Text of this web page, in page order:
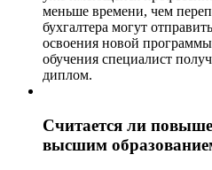
меньше времени, чем
бухгалтера могут
освоения новой
обучения специалист
диплом.
Считается ли
высшим